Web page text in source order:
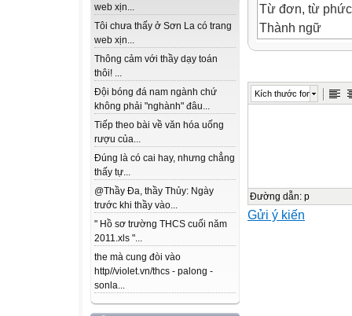
web xịn...
Tôi chưa thấy ở Sơn La có trang
web xịn...
Thông cảm với thầy dạy toán
thôi! ...
Đội bóng đá nam ngành chứ
không phải "nghành" đâu...
Tiếp theo bài về văn hóa uống
rượu của...
Đúng là có cai hay, nhưng chẳng
thấy tự...
@Thầy Đa, thầy Thủy: Ngày
trước khi thầy vào...
" Hồ sơ trường THCS cuối năm
2011.xls "...
the mà cung đòi vào
http//violet.vn/thcs - palong -
sonla...
Từ đơn, từ phức
Thành ngữ
TỪ ĐƠN
TỪ PHỨC
AI NHANH
HƠN
Kích thước font
Đường dẫn: p
Gửi ý kiến